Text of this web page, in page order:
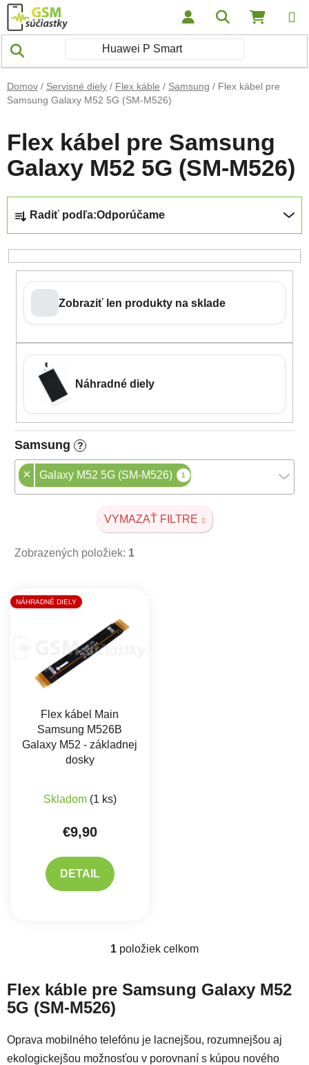
Prejsť na obsah Hľadať
Domov / Servisné diely / Flex káble / Samsung / Flex kábel pre
Samsung Galaxy M52 5G (SM-M526)
Flex kábel pre Samsung
Galaxy M52 5G (SM-M526)
Radiť podľa:Odporúčame
Zobraziť len produkty na sklade
Náhradné diely
Samsung ?
× Galaxy M52 5G (SM-M526) 1
VYMAZAŤ FILTRE
Zobrazených položiek: 1
Výpis produktov
NÁHRADNÉ DIELY
Flex kábel Main
Samsung M526B
Galaxy M52 - základnej
dosky
Skladom (1 ks)
€9,90
DETAIL
Ovládacie prvky výpisu
1 položiek celkom
Flex káble pre Samsung Galaxy M52
5G (SM-M526)
Oprava mobilného telefónu je lacnejšou, rozumnejšou aj
ekologickejšou možnosťou v porovnaní s kúpou nového